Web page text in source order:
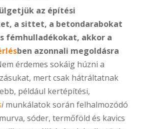
az építési
a sittet, a betondarabokat
fémhulladékokat, akkor a
ben azonnali megoldásra
érdemes sokáig húzni a
mert csak hátráltatnak
például kertépítési,
imunkálatok során felhalmozódó
sóder, termőföld és kavics